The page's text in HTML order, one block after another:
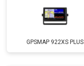
GPSMAP 922XS PLUS